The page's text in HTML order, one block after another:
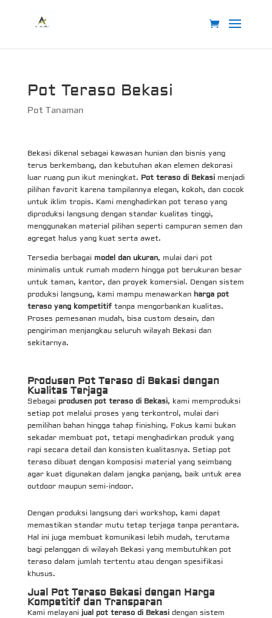
Pot Teraso Bekasi
Pot Tanaman
Bekasi dikenal sebagai kawasan hunian dan bisnis yang
terus berkembang, dan kebutuhan akan elemen dekorasi
luar ruang pun ikut meningkat. Pot teraso di Bekasimenjadi
pilihan favorit karena tampilannya elegan, kokoh, dan cocok
untuk iklim tropis. Kami menghadirkan pot teraso yang
diproduksi langsung dengan standar kualitas tinggi,
menggunakan material pilihan seperti campuran semen dan
agregat halus yang kuat serta awet.
Tersedia berbagai model dan ukuran, mulai dari pot
minimalis untuk rumah modern hingga pot berukuran besar
untuk taman, kantor, dan proyek komersial. Dengan sistem
produksi langsung, kami mampu menawarkan harga pot
teraso yang kompetitiftanpa mengorbankan kualitas.
Proses pemesanan mudah, bisa custom desain, dan
pengiriman menjangkau seluruh wilayah Bekasi dan
sekitarnya.
Produsen Pot Teraso di Bekasi dengan
Kualitas Terjaga
Sebagai produsen pot teraso di Bekasi, kami memproduksi
setiap pot melalui proses yang terkontrol, mulai dari
pemilihan bahan hingga tahap finishing. Fokus kami bukan
sekadar membuat pot, tetapi menghadirkan produk yang
rapi secara detail dan konsisten kualitasnya. Setiap pot
teraso dibuat dengan komposisi material yang seimbang
agar kuat digunakan dalam jangka panjang, baik untuk area
outdoor maupun semi-indoor.
Dengan produksi langsung dari workshop, kami dapat
memastikan standar mutu tetap terjaga tanpa perantara.
Hal ini juga membuat komunikasi lebih mudah, terutama
bagi pelanggan di wilayah Bekasi yang membutuhkan pot
teraso dalam jumlah tertentu atau dengan spesifikasi
khusus.
Jual Pot Teraso Bekasi dengan Harga
Kompetitif dan Transparan
Kami melayani jual pot teraso di Bekasidengan sistem